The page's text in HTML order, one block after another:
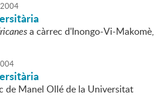
2004
a càrrec d'Inongo-Vi-Makomè,
de Manel Ollé de la Universitat